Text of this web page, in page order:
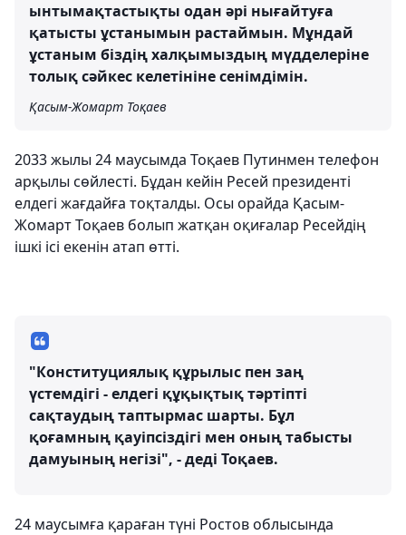
ынтымақтастықты одан әрі нығайтуға
қатысты ұстанымын растаймын. Мұндай
ұстаным біздің халқымыздың мүдделеріне
толық сәйкес келетініне сенімдімін.
Қасым-Жомарт Тоқаев
2033 жылы 24 маусымда Тоқаев Путинмен телефон
арқылы сөйлесті. Бұдан кейін Ресей президенті
елдегі жағдайға тоқталды. Осы орайда Қасым-
Жомарт Тоқаев болып жатқан оқиғалар Ресейдің
ішкі ісі екенін атап өтті.
"Конституциялық құрылыс пен заң
үстемдігі - елдегі құқықтық тәртіпті
сақтаудың таптырмас шарты. Бұл
қоғамның қауіпсіздігі мен оның табысты
дамуының негізі", - деді Тоқаев.
24 маусымға қараған түні Ростов облысында